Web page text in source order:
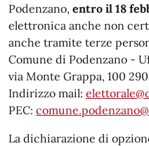
Podenzano, entro il 18
elettronica anche non
anche tramite terze
Comune di Podenzano -
via Monte Grappa, 100
Indirizzo mail:
PEC:
La dichiarazione di